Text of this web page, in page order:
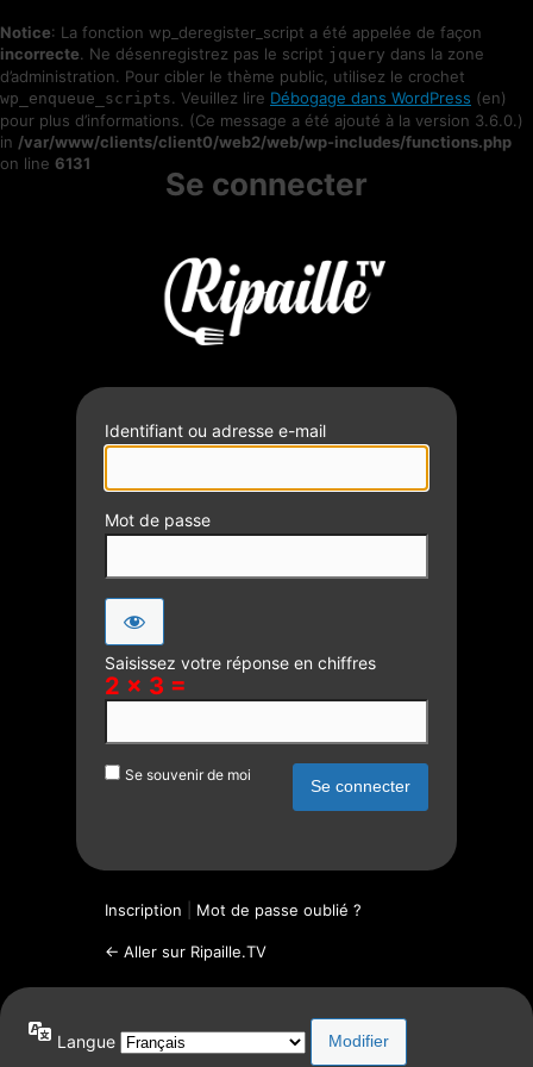
Notice: La fonction wp_deregister_script a été appelée de façon
incorrecte. Ne désenregistrez pas le script jquery dans la zone
d’administration. Pour cibler le thème public, utilisez le crochet
wp_enqueue_scripts. Veuillez lire Débogage dans WordPress (en)
pour plus d’informations. (Ce message a été ajouté à la version 3.6.0.)
in /var/www/clients/client0/web2/web/wp-includes/functions.php
on line 6131
Se connecter
Identifiant ou adresse e-mail
Mot de passe
Saisissez votre réponse en chiffres
2 × 3 =
Se souvenir de moi
Inscription Mot de passe oublié ?
← Aller sur Ripaille.TV
Langue